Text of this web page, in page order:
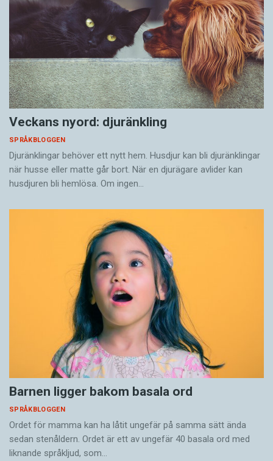
Veckans nyord: djuränkling
SPRÅKBLOGGEN
Djuränklingar behöver ett nytt hem. Husdjur kan bli djuränklingar
när husse eller matte går bort. När en djurägare avlider kan
husdjuren bli hemlösa. Om ingen…
Barnen ligger bakom basala ord
SPRÅKBLOGGEN
Ordet för mamma kan ha låtit ungefär på samma sätt ända
sedan stenåldern. Ordet är ett av ungefär 40 basala ord med
liknande språkljud, som…